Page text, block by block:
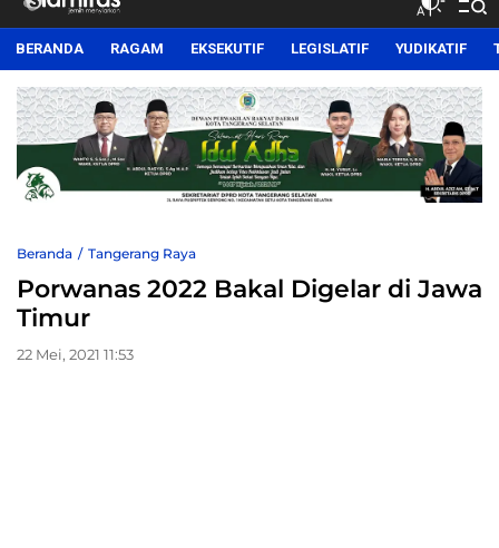
siarnitas
Jernih Menyiarkan
BERANDA RAGAM EKSEKUTIF LEGISLATIF YUDIKATIF
Beranda Tangerang Raya
Porwanas 2022 Bakal Digelar di Jawa
Timur
22 Mei, 2021 11:53